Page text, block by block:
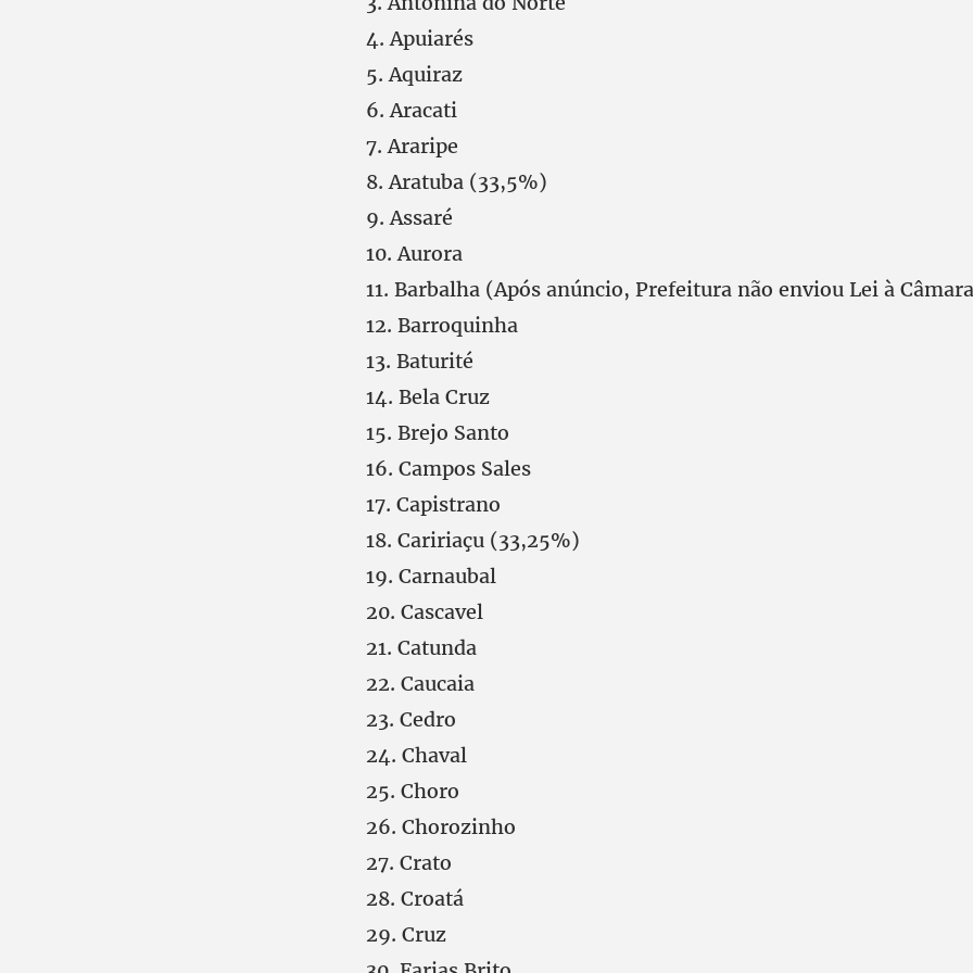
Apuiarés
Aquiraz
Aracati
Araripe
Aratuba (33,5%)
Assaré
Aurora
Barbalha (Após anúncio, Prefeitura não enviou Lei à
Barroquinha
Baturité
Bela Cruz
Brejo Santo
Campos Sales
Capistrano
Caririaçu (33,25%)
Carnaubal
Cascavel
Catunda
Caucaia
Cedro
Chaval
Choro
Chorozinho
Crato
Croatá
Cruz